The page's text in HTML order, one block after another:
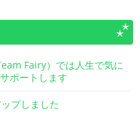
Fairy）では人生で気に
ポートします
プしました